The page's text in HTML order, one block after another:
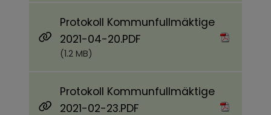
Protokoll Kommunfullmäktige
2021-04-20.PDF
(1.2 MB)
Protokoll Kommunfullmäktige
2021-02-23.PDF